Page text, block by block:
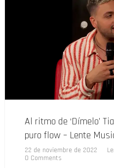
Al ritmo de ‘Dímelo’
puro flow – Lente
22 de noviembre de 2022
0 Comments